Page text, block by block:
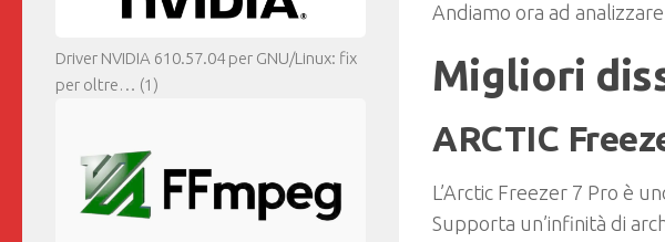
Andiamo ora ad
Migliori
ARCTIC
L’Arctic Freezer 7 Pro è
Supporta un’infinità di
Driver NVIDIA 610.57.04 per GNU/Linux: fix
per oltre… (1)